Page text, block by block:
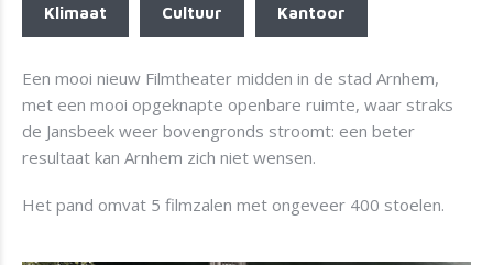
Klimaat Cultuur Kantoor
Een mooi nieuw Filmtheater midden in de stad Arnhem,
met een mooi opgeknapte openbare ruimte, waar straks
de Jansbeek weer bovengronds stroomt: een beter
resultaat kan Arnhem zich niet wensen.
Het pand omvat 5 filmzalen met ongeveer 400 stoelen.